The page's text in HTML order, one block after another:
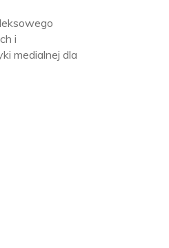
i
medialnej dla